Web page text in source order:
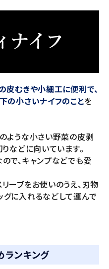
皮むきや小細工に便利で、
の小さいナイフのことを
ような小さい野菜の皮剥
りなどに向いています。
で、キャンプなどでも愛
ーブをお使いのうえ、刃物
グに入れるなどして運んで
ランキング